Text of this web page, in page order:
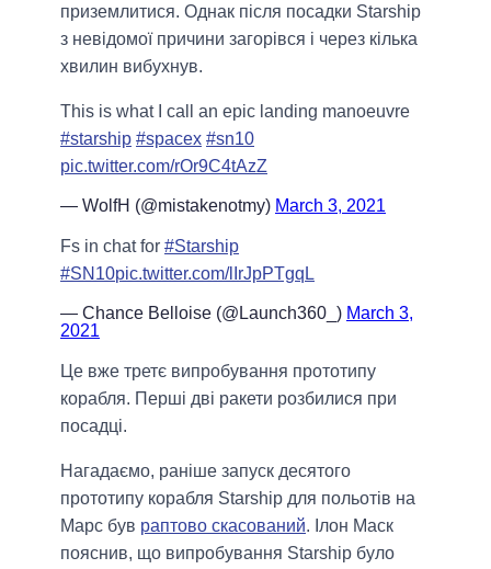
приземлитися. Однак після посадки Starship
з невідомої причини загорівся і через кілька
хвилин вибухнув.
This is what I call an epic landing manoeuvre
#starship #spacex #sn10
pic.twitter.com/rOr9C4tAzZ
— WolfH (@mistakenotmy) March 3, 2021
Fs in chat for #Starship
#SN10pic.twitter.com/lIrJpPTgqL
— Chance Belloise (@Launch360_) March 3,
2021
Це вже третє випробування прототипу
корабля. Перші дві ракети розбилися при
посадці.
Нагадаємо, раніше запуск десятого
прототипу корабля Starship для польотів на
Марс був раптово скасований. Ілон Маск
пояснив, що випробування Starship було